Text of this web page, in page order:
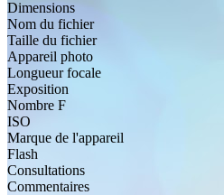
Dimensions
Nom du fichier
Taille du fichier
Appareil photo
Longueur focale
Exposition
Nombre F
ISO
Marque de l'appareil
Flash
Consultations
Commentaires